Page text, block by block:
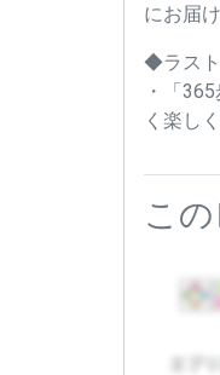
にお届
◆ラスト
・「
く楽し
こ